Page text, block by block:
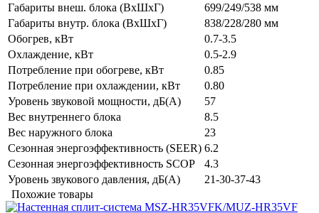
Габариты внеш. блока (ВxШxГ)
699/249/538 мм
Габариты внутр. блока (ВxШxГ)
838/228/280 мм
Обогрев, кВт
0.7-3.5
Охлаждение, кВт
0.5-2.9
Потребление при обогреве, кВт
0.85
Потребление при охлаждении, кВт
0.80
Уровень звуковой мощности, дБ(А)
57
Вес внутреннего блока
8.5
Вес наружного блока
23
Сезонная энергоэффективность (SEER) 6.2
Сезонная энергоэффективность SCOP
4.3
Уровень звукового давления, дБ(А)
21-30-37-43
Похожие товары